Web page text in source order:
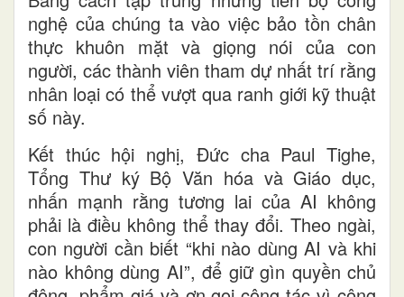
nghệ của chúng ta vào việc bảo tồn chân
thực khuôn mặt và giọng nói của con
người, các thành viên tham dự nhất trí rằng
nhân loại có thể vượt qua ranh giới kỹ thuật
số này.
Kết thúc hội nghị, Đức cha Paul Tighe,
Tổng Thư ký Bộ Văn hóa và Giáo dục,
nhấn mạnh rằng tương lai của AI không
phải là điều không thể thay đổi. Theo ngài,
con người cần biết “khi nào dùng AI và khi
nào không dùng AI”, để giữ gìn quyền chủ